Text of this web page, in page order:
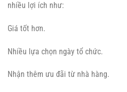
nhiều lợi ích như:
Giá tốt hơn.
Nhiều lựa chọn ngày tổ chức.
Nhận thêm ưu đãi từ nhà hàng.